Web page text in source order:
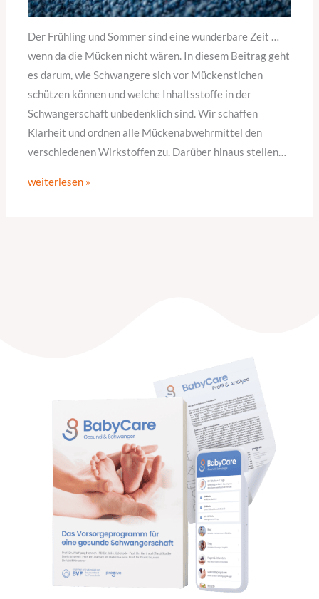
Der Frühling und Sommer sind eine wunderbare Zeit …
wenn da die Mücken nicht wären. In diesem Beitrag geht
es darum, wie Schwangere sich vor Mückenstichen
schützen können und welche Inhaltsstoffe in der
Schwangerschaft unbedenklich sind. Wir schaffen
Klarheit und ordnen alle Mückenabwehrmittel den
verschiedenen Wirkstoffen zu. Darüber hinaus stellen…
weiterlesen »